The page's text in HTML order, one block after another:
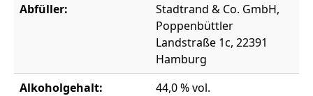
Abfüller:
Stadtrand & Co. GmbH,
Poppenbüttler
Landstraße 1c, 22391
Hamburg
Alkoholgehalt:
44,0 % vol.